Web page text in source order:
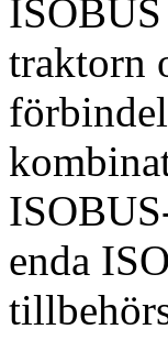
traktorn
enda